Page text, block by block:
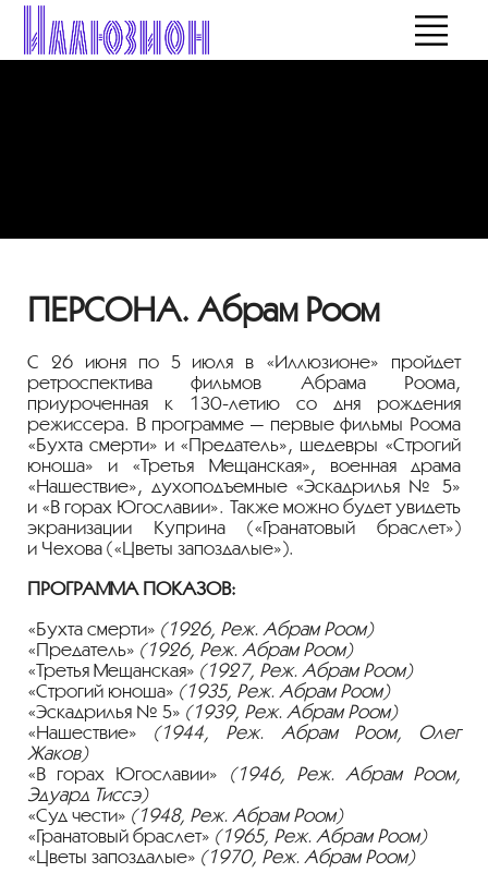
ПЕРСОНА. Абрам Роом
С 26 июня по 5 июля в «Иллюзионе» пройдет
ретроспектива фильмов Абрама Роома,
приуроченная к 130-летию со дня рождения
режиссера. В программе — первые фильмы Роома
«Бухта смерти» и «Предатель», шедевры «Строгий
юноша» и «Третья Мещанская», военная драма
«Нашествие», духоподъемные «Эскадрилья № 5»
и «В горах Югославии». Также можно будет увидеть
экранизации Куприна («Гранатовый браслет»)
и Чехова («Цветы запоздалые»).
ПРОГРАММА ПОКАЗОВ:
«Бухта смерти» (1926, Реж. Абрам Роом)
«Предатель» (1926, Реж. Абрам Роом)
«Третья Мещанская» (1927, Реж. Абрам Роом)
«Строгий юноша» (1935, Реж. Абрам Роом)
«Эскадрилья № 5» (1939, Реж. Абрам Роом)
«Нашествие» (1944, Реж. Абрам Роом, Олег
Жаков)
«В горах Югославии» (1946, Реж. Абрам Роом,
Эдуард Тиссэ)
«Суд чести» (1948, Реж. Абрам Роом)
«Гранатовый браслет» (1965, Реж. Абрам Роом)
«Цветы запоздалые» (1970, Реж. Абрам Роом)